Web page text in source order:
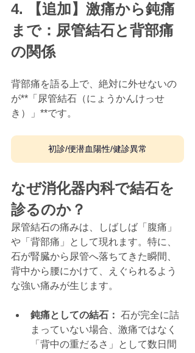
4. 【追加】激痛から鈍痛
まで：尿管結石と背部痛
の関係
背部痛を語る上で、絶対に外せないの
が**「尿管結石（にょうかんけっせ
き）」**です。
初診/便潜血陽性/健診異常
なぜ消化器内科で結石を
診るのか？
尿管結石の痛みは、しばしば「腹痛」
や「背部痛」として現れます。特に、
石が腎臓から尿管へ落ちてきた瞬間、
背中から腰にかけて、えぐられるよう
な強い痛みが生じます。
鈍痛としての結石： 石が完全に詰
まっていない場合、激痛ではなく
「背中の重だるさ」として数日間